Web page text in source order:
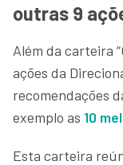
outras 9
Além da carteira
ações da
recomendações
exemplo as 10
Esta carteira